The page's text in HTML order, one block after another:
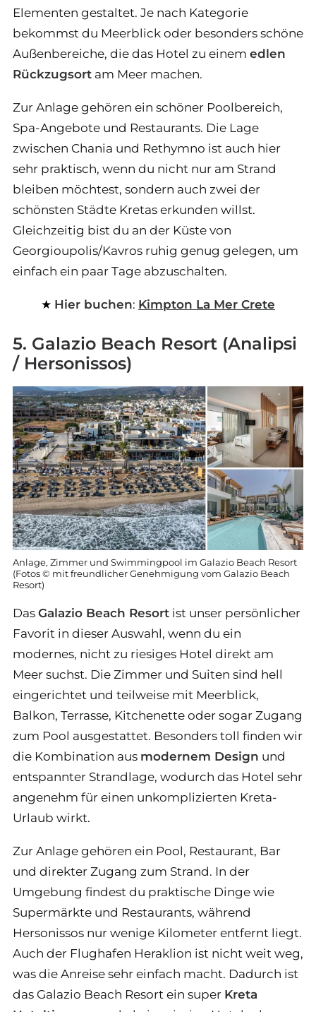
Elementen gestaltet. Je nach Kategorie
bekommst du Meerblick oder besonders schöne
Außenbereiche, die das Hotel zu einem edlen
Rückzugsort am Meer machen.
Zur Anlage gehören ein schöner Poolbereich,
Spa-Angebote und Restaurants. Die Lage
zwischen Chania und Rethymno ist auch hier
sehr praktisch, wenn du nicht nur am Strand
bleiben möchtest, sondern auch zwei der
schönsten Städte Kretas erkunden willst.
Gleichzeitig bist du an der Küste von
Georgioupolis/Kavros ruhig genug gelegen, um
einfach ein paar Tage abzuschalten.
Hier buchen: Kimpton La Mer Crete
5. Galazio Beach Resort (Analipsi
/ Hersonissos)
Anlage, Zimmer und Swimmingpool im Galazio Beach Resort
(Fotos © mit freundlicher Genehmigung vom Galazio Beach
Resort)
Das Galazio Beach Resort ist unser persönlicher
Favorit in dieser Auswahl, wenn du ein
modernes, nicht zu riesiges Hotel direkt am
Meer suchst. Die Zimmer und Suiten sind hell
eingerichtet und teilweise mit Meerblick,
Balkon, Terrasse, Kitchenette oder sogar Zugang
zum Pool ausgestattet. Besonders toll finden wir
die Kombination aus modernem Design und
entspannter Strandlage, wodurch das Hotel sehr
angenehm für einen unkomplizierten Kreta-
Urlaub wirkt.
Zur Anlage gehören ein Pool, Restaurant, Bar
und direkter Zugang zum Strand. In der
Umgebung findest du praktische Dinge wie
Supermärkte und Restaurants, während
Hersonissos nur wenige Kilometer entfernt liegt.
Auch der Flughafen Heraklion ist nicht weit weg,
was die Anreise sehr einfach macht. Dadurch ist
das Galazio Beach Resort ein super Kreta